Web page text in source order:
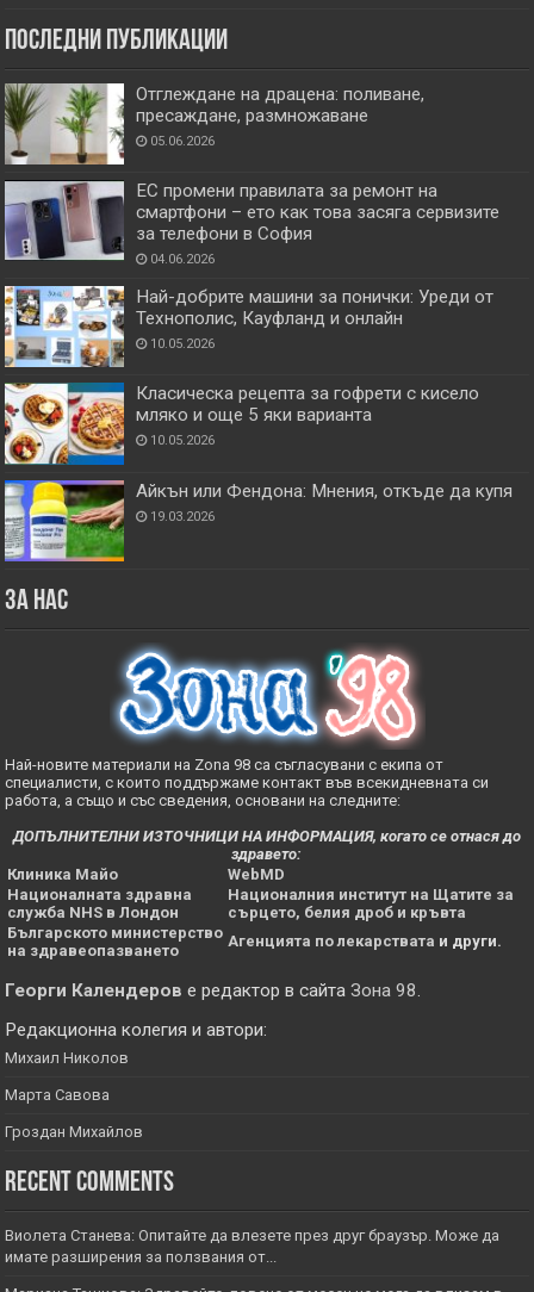
Последни публикации
Отглеждане на драцена: поливане,
пресаждане, размножаване
05.06.2026
ЕС промени правилата за ремонт на
смартфони – ето как това засяга сервизите
за телефони в София
04.06.2026
Най-добрите машини за понички: Уреди от
Технополис, Кауфланд и онлайн
10.05.2026
Класическа рецепта за гофрети с кисело
мляко и още 5 яки варианта
10.05.2026
Айкън или Фендона: Мнения, откъде да купя
19.03.2026
За нас
Най-новите материали на Zona 98 са съгласувани с екипа от
специалисти, с които поддържаме контакт във всекидневната си
работа, а също и със сведения, основани на следните:
ДОПЪЛНИТЕЛНИ ИЗТОЧНИЦИ НА ИНФОРМАЦИЯ, когато се отнася до
здравето:
Клиника Майо
WebMD
Националната здравна
служба NHS в Лондон
Националния институт на Щатите за
сърцето, белия дроб и кръвта
Българското министерство
на здравеопазването
Агенцията по лекарствата и други.
Георги Календеров е редактор в сайтаЗона 98.
Редакционна колегия и автори:
Михаил Николов
Марта Савова
Гроздан Михайлов
Recent Comments
Виолета Станева: Опитайте да влезете през друг браузър. Може да
имате разширения за ползвания от...